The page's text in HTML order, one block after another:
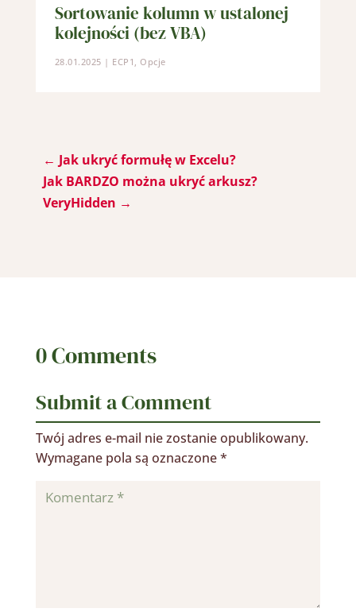
Sortowanie kolumn w ustalonej
kolejności (bez VBA)
28.01.2025 | ECP1 ,Opcje
← Jak ukryć formułę w Excelu?
Jak BARDZO można ukryć arkusz?
VeryHidden →
0 Comments
Submit a Comment
Twój adres e-mail nie zostanie opublikowany.
Wymagane pola są oznaczone*